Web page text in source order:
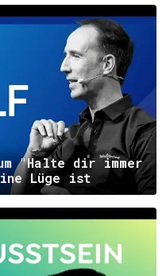
"Halte dir immer
Lüge ist